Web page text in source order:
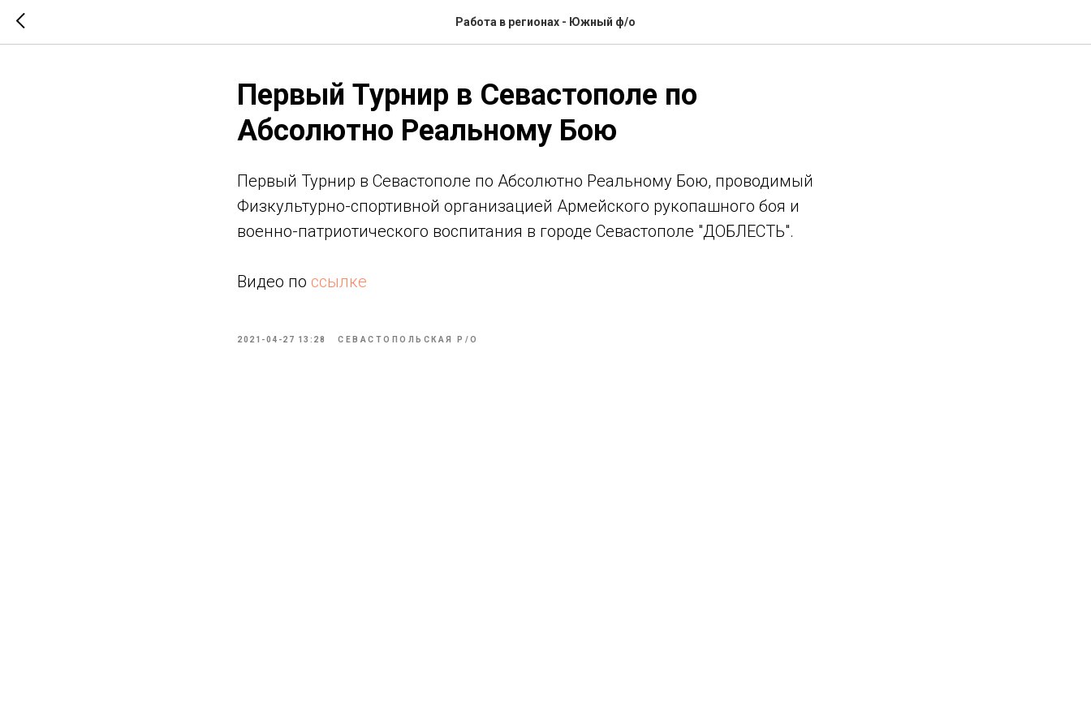
Работа в регионах - Южный ф/о
Первый Турнир в Севастополе по
Абсолютно Реальному Бою
Первый Турнир в Севастополе по Абсолютно Реальному Бою, проводимый
Физкультурно-спортивной организацией Армейского рукопашного боя и
военно-патриотического воспитания в городе Севастополе "ДОБЛЕСТЬ".
Видео по ссылке
2021-04-27 13:28 СЕВАСТОПОЛЬСКАЯ Р/О